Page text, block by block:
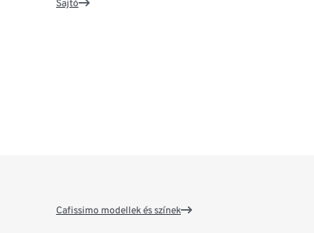
Sajtó
Cafissimo modellek és színek